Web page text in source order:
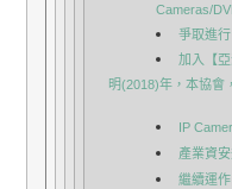
Cameras/
爭取進行
加入
【
明(2018)年，本協會
IP
產業資
繼續運作